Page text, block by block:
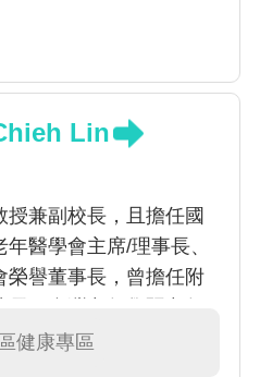
Lin
兼副校長，且擔任國
醫學會主席/理事長、
榮譽董事長，曾擔任附
老基金會董事長。林醫
健康專區